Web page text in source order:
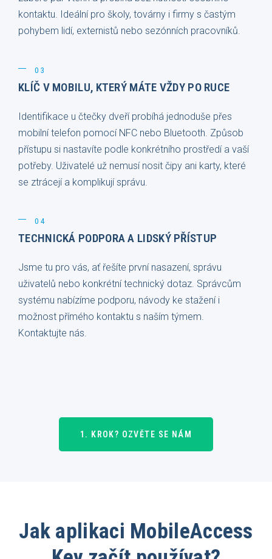
kontaktu. Ideální pro školy, továrny i firmy s častým
pohybem lidí, externistů nebo sezónních pracovníků.
03
KLÍČ V MOBILU, KTERÝ MÁTE VŽDY PO RUCE
Identifikace u čtečky dveří probíhá jednoduše přes
mobilní telefon pomocí NFC nebo Bluetooth. Způsob
přístupu si nastavíte podle konkrétního prostředí a vaší
potřeby. Uživatelé už nemusí nosit čipy ani karty, které
se ztrácejí a komplikují správu.
04
TECHNICKÁ PODPORA A LIDSKÝ PŘÍSTUP
Jsme tu pro vás, ať řešíte první nasazení, správu
uživatelů nebo konkrétní technický dotaz. Správcům
systému nabízíme podporu, návody ke stažení i
možnost přímého kontaktu s naším týmem.
Kontaktujte nás.
1. KROK? OZVĚTE SE NÁM
Jak aplikaci MobileAccess